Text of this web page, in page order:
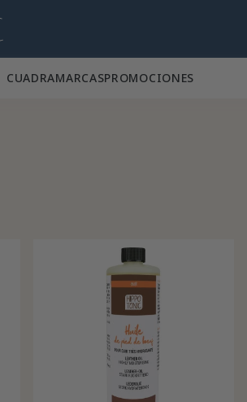
CUADRAMARCASPROMOCIONES